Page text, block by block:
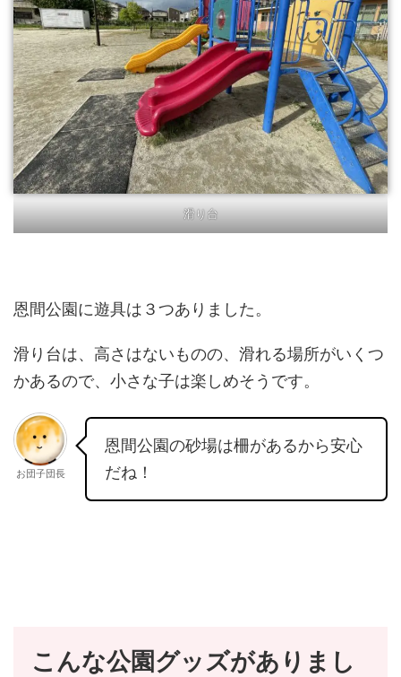
滑り台
恩間公園に遊具は３つありました。
滑り台は、高さはないものの、滑れる場所がいくつ
かあるので、小さな子は楽しめそうです。
お団子団長
恩間公園の砂場は柵があるから安心
だね！
こんな公園グッズがありまし